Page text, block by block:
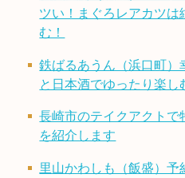
ツい！まぐろレアカツ
む！
鉄ばるあうん（浜口町）
と日本酒でゆったり楽し
長崎市のテイクアクト
を紹介します
里山かわしも（飯盛）